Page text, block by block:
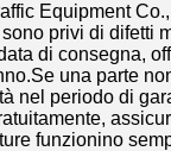
Equipment
privi di difetti
di consegna,
una parte
nel periodo di
funzionino